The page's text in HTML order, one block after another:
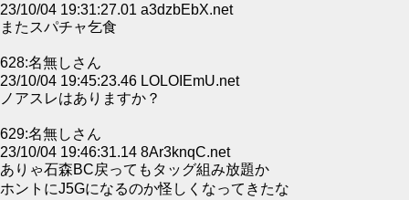
23/10/04 19:31:27.01 a3dzbEbX.net
またスパチャ乞食
628:名無しさん
23/10/04 19:45:23.46 LOLOIEmU.net
ノアスレはありますか？
629:名無しさん
23/10/04 19:46:31.14 8Ar3knqC.net
ありゃ石森BC戻ってもタッグ組み放題か
ホントにJ5Gになるのか怪しくなってきたな